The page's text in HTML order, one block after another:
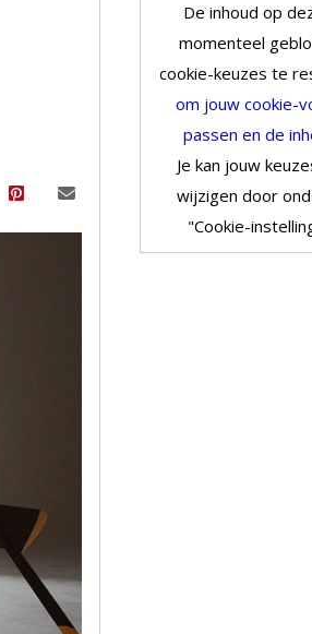
De inhoud op
momenteel
cookie-keuzes te
om jouw cookie-
passen en de
Je kan jouw
wijzigen door
"Cookie-